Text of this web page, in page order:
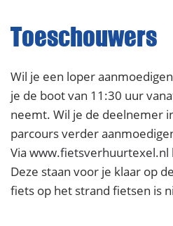
Toeschouwers
Wil je een loper
je de boot van 11:30 uur
neemt. Wil je de deelnemer
parcours verder
Via www.fietsverhuurtexel.nl
Deze staan voor je klaar op
fiets op het strand fietsen is